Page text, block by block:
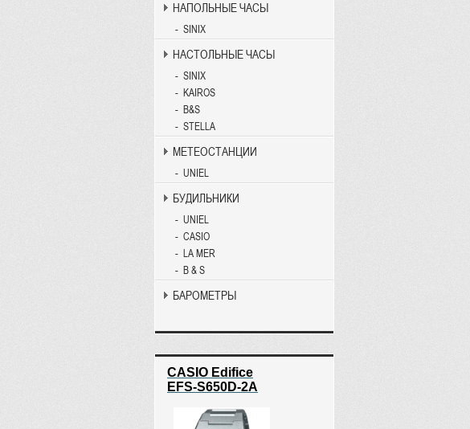
НАПОЛЬНЫЕ ЧАСЫ
SINIX
НАСТОЛЬНЫЕ ЧАСЫ
SINIX
KAIROS
B&S
STELLA
МЕТЕОСТАНЦИИ
UNIEL
БУДИЛЬНИКИ
UNIEL
CASIO
LA MER
B & S
БАРОМЕТРЫ
CASIO Edifice
EFS-S650D-2A